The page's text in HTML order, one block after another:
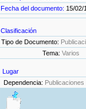
Fecha del documento: 15/02/
Clasificación
Tipo de Documento:
Tema: Varios
Lugar
Dependencia: Publicaciones